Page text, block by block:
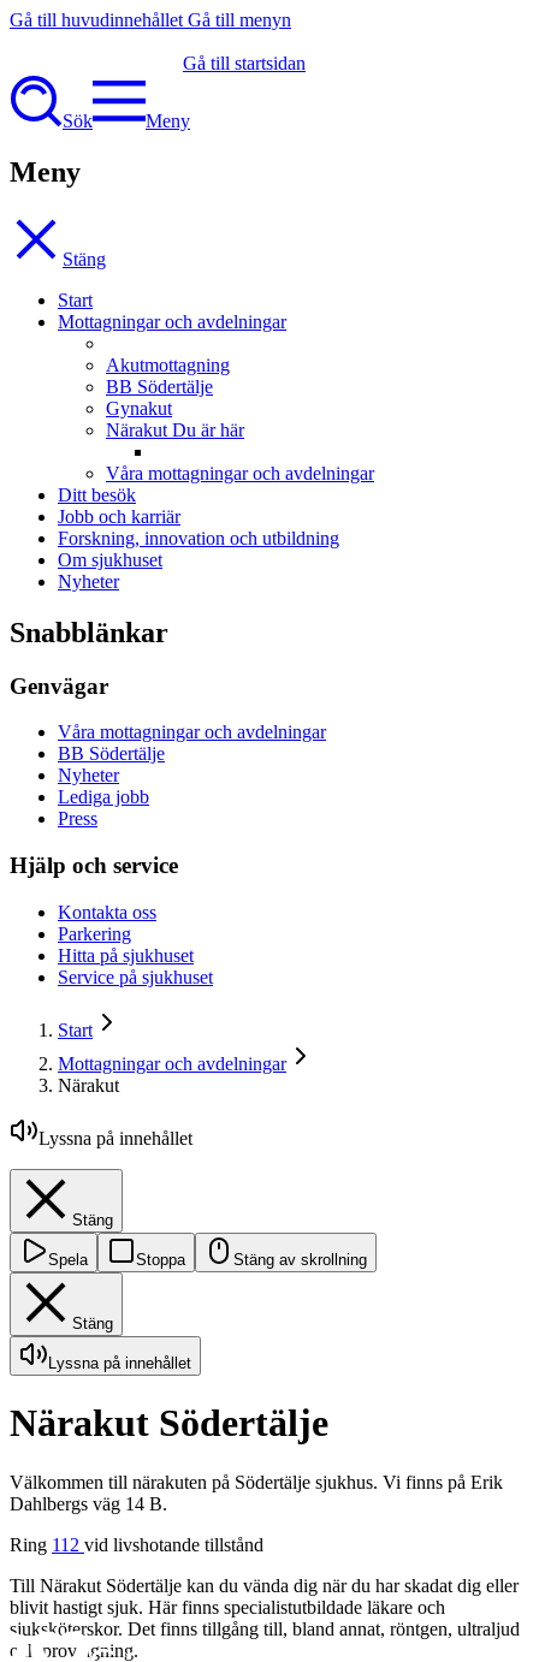
Gå till huvudinnehållet Gå till menyn
Gå till startsidan
Sök Meny
Meny
Stäng
Start
Mottagningar och avdelningar
Akutmottagning
BB Södertälje
Gynakut
Närakut Du är här
Våra mottagningar och avdelningar
Ditt besök
Jobb och karriär
Forskning, innovation och utbildning
Om sjukhuset
Nyheter
Snabblänkar
Genvägar
Våra mottagningar och avdelningar
BB Södertälje
Nyheter
Lediga jobb
Press
Hjälp och service
Kontakta oss
Parkering
Hitta på sjukhuset
Service på sjukhuset
Start
Mottagningar och avdelningar
Närakut
Lyssna på innehållet
Stäng
Spela Stoppa Stäng av skrollning
Stäng
Lyssna på innehållet
Närakut Södertälje
Välkommen till närakuten på Södertälje sjukhus. Vi finns på Erik
Dahlbergs väg 14 B.
Ring 112 vid livshotande tillstånd
Till Närakut Södertälje kan du vända dig när du har skadat dig eller
blivit hastigt sjuk. Här finns specialistutbildade läkare och
sjuksköterskor. Det finns tillgång till, bland annat, röntgen, ultraljud
och provtagning.